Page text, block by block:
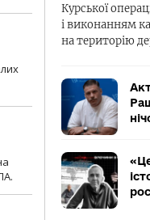
Курської
і виконанням
на територію